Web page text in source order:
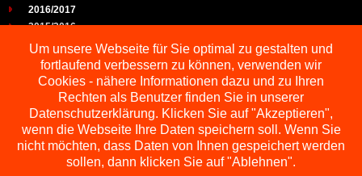
2016/2017
2015/2016
2014/2015
2013/2014
2012/2013
2011/2012
2010/2011
2009/2010
Um unsere Webseite für Sie optimal zu gestalten und
fortlaufend verbessern zu können, verwenden wir
Cookies - nähere Informationen dazu und zu Ihren
Rechten als Benutzer finden Sie in unserer
Datenschutzerklärung. Klicken Sie auf "Akzeptieren",
wenn die Webseite Ihre Daten speichern soll. Wenn Sie
nicht möchten, dass Daten von Ihnen gespeichert werden
sollen, dann klicken Sie auf "Ablehnen".